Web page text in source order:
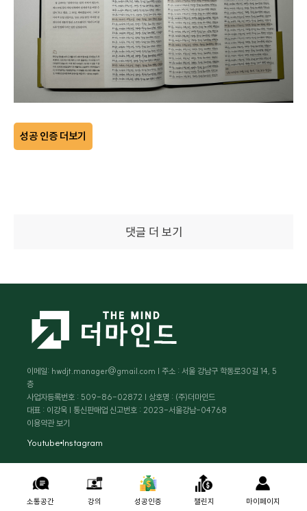
성공 인증 더보기
댓글 더 보기
이메일: hwdjt.manager@gmail.com | 주소 : 서울 강남구 학동로30길 14, 5
층
사업자등록번호 : 509-86-02872 | 상호명 : (주)더마인드
대표 : 이강욱 | 통신판매업 신고번호 : 2023-서울강남-04768
이용약관 보기
Youtube Instagram
소통공간 강의 성공인증 챌린지 마이페이지